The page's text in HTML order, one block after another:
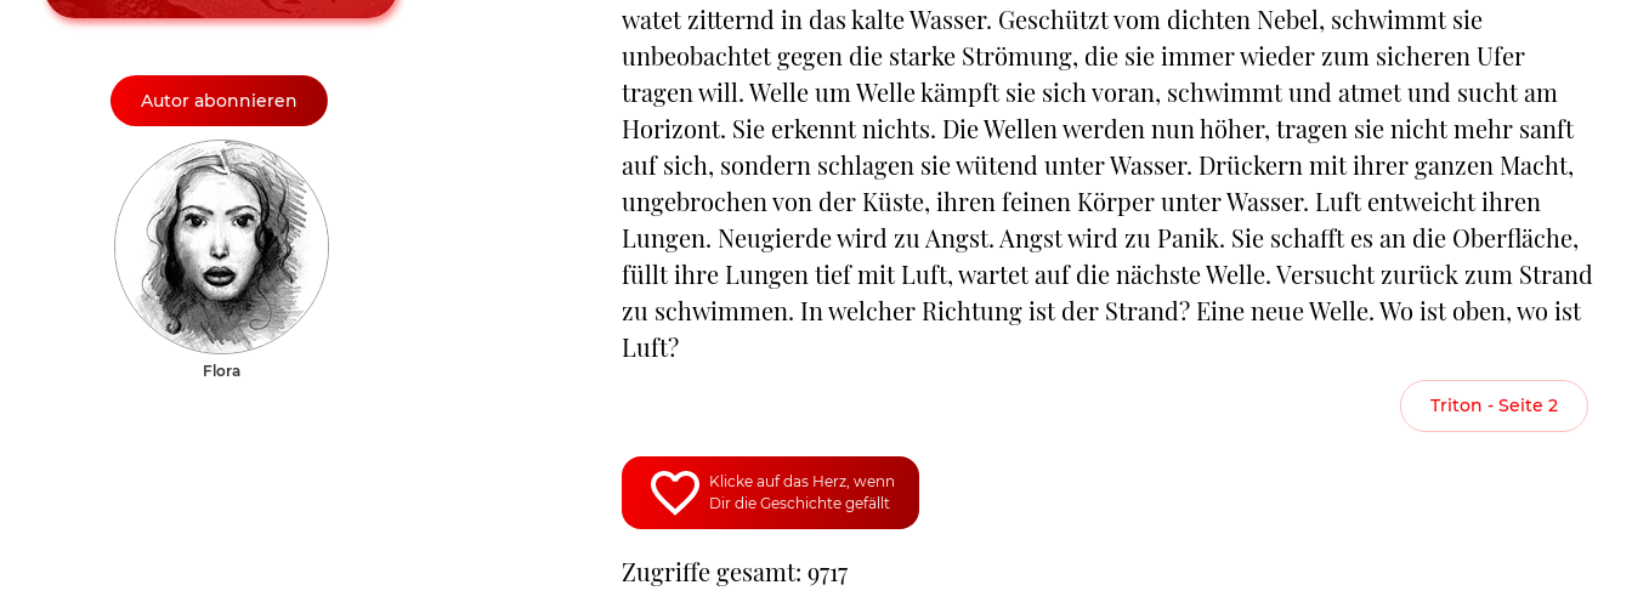
Autor abonnieren
Flora
watet zitternd in das kalte Wasser. Geschützt vom dichten Nebel, schwimmt sie
unbeobachtet gegen die starke Strömung, die sie immer wieder zum sicheren Ufer
tragen will. Welle um Welle kämpft sie sich voran, schwimmt und atmet und sucht am
Horizont. Sie erkennt nichts. Die Wellen werden nun höher, tragen sie nicht mehr sanft
auf sich, sondern schlagen sie wütend unter Wasser. Drückern mit ihrer ganzen Macht,
ungebrochen von der Küste, ihren feinen Körper unter Wasser. Luft entweicht ihren
Lungen. Neugierde wird zu Angst. Angst wird zu Panik. Sie schafft es an die Oberfläche,
füllt ihre Lungen tief mit Luft, wartet auf die nächste Welle. Versucht zurück zum Strand
zu schwimmen. In welcher Richtung ist der Strand? Eine neue Welle. Wo ist oben, wo ist
Luft?
Triton - Seite 2
Klicke auf das Herz, wenn
Dir die Geschichte gefällt
Zugriffe gesamt: 9717